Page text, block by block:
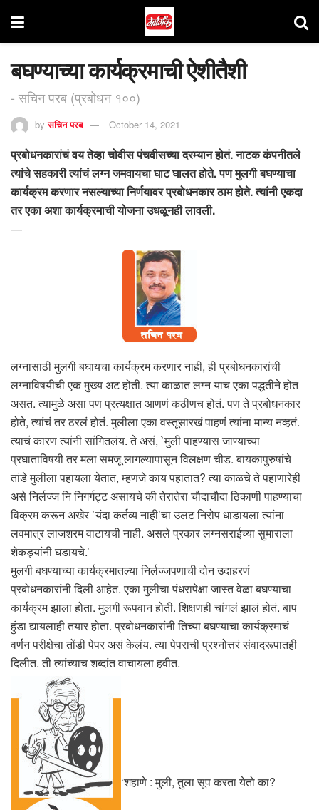
बघण्याच्या कार्यक्रमाची ऐशीतैशी
- सचिन परब (प्रबोधन १००)
by सचिन परब October 14, 2021
प्रबोधनकारांचं वय तेव्हा चोवीस पंचवीसच्या दरम्यान होतं. नाटक कंपनीतले
त्यांचे सहकारी त्यांचं लग्न जमवायचा घाट घालत होते. पण मुलगी बघण्याचा
कार्यक्रम करणार नसल्याच्या निर्णयावर प्रबोधनकार ठाम होते. त्यांनी एकदा
तर एका अशा कार्यक्रमाची योजना उधळूनही लावली.
—
लग्नासाठी मुलगी बघायचा कार्यक्रम करणार नाही, ही प्रबोधनकारांची
लग्नाविषयीची एक मुख्य अट होती. त्या काळात लग्न याच एका पद्धतीने होत
असत. त्यामुळे असा पण प्रत्यक्षात आणणं कठीणच होतं. पण ते प्रबोधनकार
होते, त्यांचं तर ठरलं होतं. मुलीला एका वस्तूसारखं पाहणं त्यांना मान्य नव्हतं.
त्याचं कारण त्यांनी सांगितलंय. ते असं, `मुली पाहण्यास जाण्याच्या
प्रघाताविषयी तर मला समजू लागल्यापासून विलक्षण चीड. बायकापुरुषांचे
तांडे मुलीला पहायला येतात, म्हणजे काय पहातात? त्या काळचे ते पहाणारेही
असे निर्लज्ज नि निगर्गट्ट असायचे की तेरातेरा चौदाचौदा ठिकाणी पाहण्याचा
विक्रम करून अखेर `यंदा कर्तव्य नाही’चा उलट निरोप धाडायला त्यांना
लवमात्र लाजशरम वाटायची नाही. असले प्रकार लग्नसराईच्या सुमाराला
शेकड्यांनी घडायचे.’
मुलगी बघण्याच्या कार्यक्रमातल्या निर्लज्जपणाची दोन उदाहरणं
प्रबोधनकारांनी दिली आहेत. एका मुलीचा पंधरापेक्षा जास्त वेळा बघण्याचा
कार्यक्रम झाला होता. मुलगी रूपवान होती. शिक्षणही चांगलं झालं होतं. बाप
हुंडा द्यायलाही तयार होता. प्रबोधनकारांनी तिच्या बघण्याचा कार्यक्रमाचं
वर्णन परीक्षेचा तोंडी पेपर असं केलंय. त्या पेपराची प्रश्नोत्तरं संवादरूपातही
दिलीत. ती त्यांच्याच शब्दांत वाचायला हवीत.
‘शहाणे : मुली, तुला सूप करता येतो का?